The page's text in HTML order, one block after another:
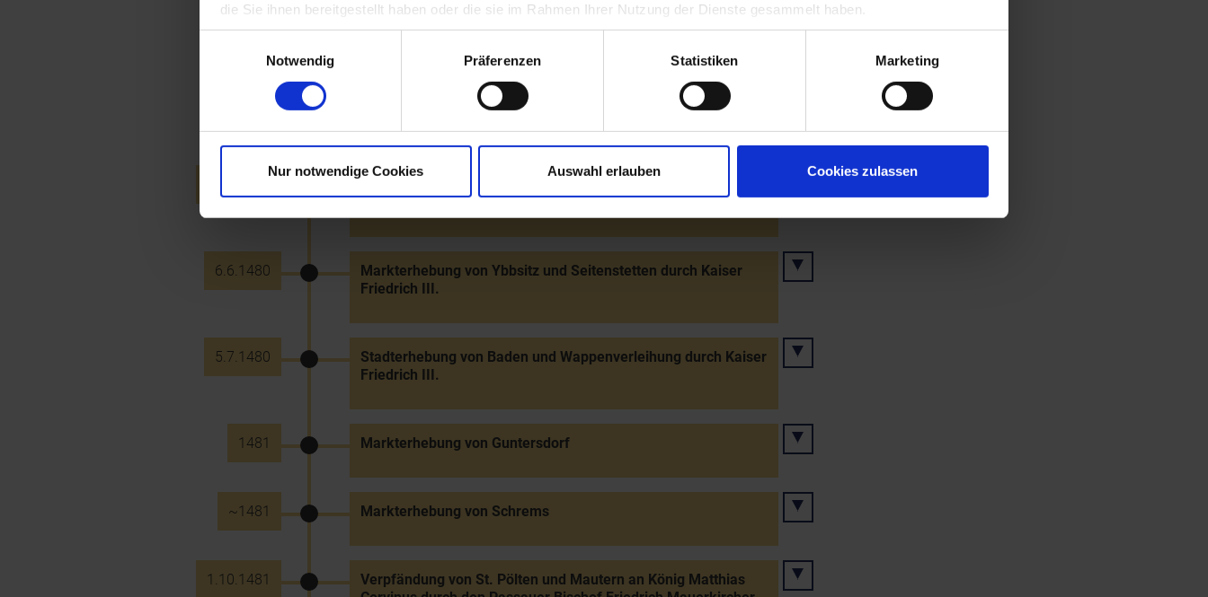
die Sie ihnen bereitgestellt haben oder die sie im Rahmen Ihrer Nutzung der Dienste gesammelt haben.
Notwendig
Präferenzen Statistiken Marketing
Nur notwendige Cookies Auswahl erlauben Cookies zulassen
1480
Zerstörung der Burg Arbesbach durch eine böhmische
Streifschar
Erste urkundliche Marktnennung von Schranawand (nach
Zerstörung durch die Osmanen 1529 Marktrecht erloschen)
durch Kaiser Friedrich III.
6.6.1480
Markterhebung von Ybbsitz und Seitenstetten durch Kaiser
Friedrich III.
5.7.1480
Stadterhebung von Baden und Wappenverleihung durch Kaiser
Friedrich III.
1481 Markterhebung von Guntersdorf
~1481 Markterhebung von Schrems
1.10.1481
Verpfändung von St. Pölten und Mautern an König Matthias